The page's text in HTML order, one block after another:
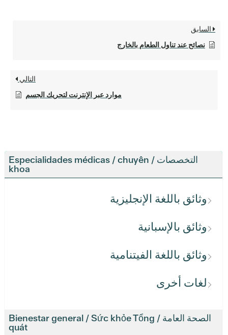
التخصصات / Especialidades médicas / chuyên
khoa
وثائق باللغة الإنجليزية
وثائق بالإسبانية
وثائق باللغة الفيتنامية
لغات أخرى
الصحة العامة / Bienestar general / Sức khỏe Tổng
quát
السابق
نصائح عند تناول الطعام بالخارج
التالي
موارد عبر الإنترنت لتحريك الجسم